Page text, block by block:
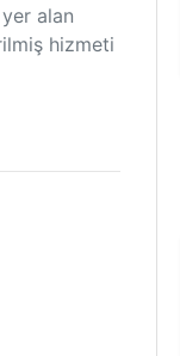
alan
hizmeti